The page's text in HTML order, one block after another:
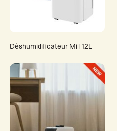
Déshumidificateur Mill 12L